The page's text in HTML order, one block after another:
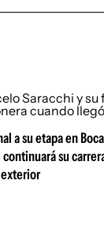
a su etapa en
continuará su